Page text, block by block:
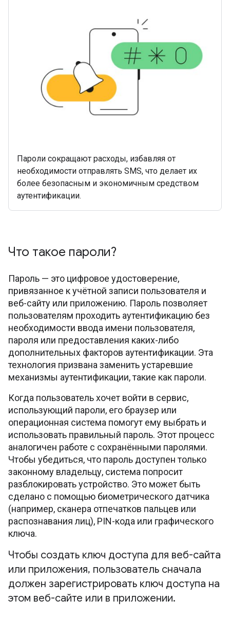
Пароли сокращают расходы, избавляя от
необходимости отправлять SMS, что делает их
более безопасным и экономичным средством
аутентификации.
Что такое пароли?
Пароль — это цифровое удостоверение,
привязанное к учётной записи пользователя и
веб-сайту или приложению. Пароль позволяет
пользователям проходить аутентификацию без
необходимости ввода имени пользователя,
пароля или предоставления каких-либо
дополнительных факторов аутентификации. Эта
технология призвана заменить устаревшие
механизмы аутентификации, такие как пароли.
Когда пользователь хочет войти в сервис,
использующий пароли, его браузер или
операционная система помогут ему выбрать и
использовать правильный пароль. Этот процесс
аналогичен работе с сохранёнными паролями.
Чтобы убедиться, что пароль доступен только
законному владельцу, система попросит
разблокировать устройство. Это может быть
сделано с помощью биометрического датчика
(например, сканера отпечатков пальцев или
распознавания лиц), PIN-кода или графического
ключа.
Чтобы создать ключ доступа для веб-сайта
или приложения, пользователь сначала
должен зарегистрировать ключ доступа на
этом веб-сайте или в приложении.